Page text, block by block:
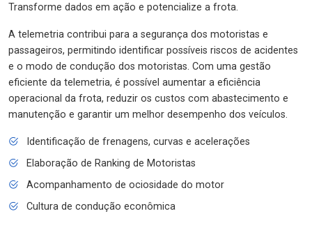
Transforme dados em ação e potencialize a frota.
A telemetria contribui para a segurança dos motoristas e
passageiros, permitindo identificar possíveis riscos de acidentes
e o modo de condução dos motoristas. Com uma gestão
eficiente da telemetria, é possível aumentar a eficiência
operacional da frota, reduzir os custos com abastecimento e
manutenção e garantir um melhor desempenho dos veículos.
Identificação de frenagens, curvas e acelerações
Elaboração de Ranking de Motoristas
Acompanhamento de ociosidade do motor
Cultura de condução econômica